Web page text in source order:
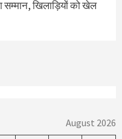
खिलाड़ियों को खेल
August 2026